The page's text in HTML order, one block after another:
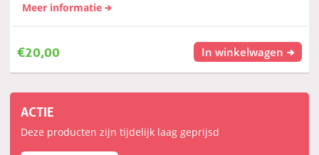
Meer informatie
€20,00 In winkelwagen
ACTIE
Deze producten zijn tijdelijk laag geprijsd